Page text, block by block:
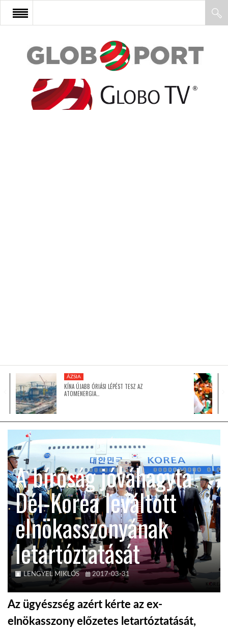
FŐOLDAL
AFRIKA
GLOBOTV BP
HÍR3D
TROPICALMAGAZIN
GLOBOTV
AFRIKA TUDÁSTÁR
A NAP SZÉPE
LINKTR.EE
ÁZSIA
KÍNA ÚJABB ÓRIÁSI LÉPÉST TESZ AZ
ATOMENERGIA…
A bíróság jóváhagyta
Dél-Korea leváltott
elnökasszonyának
letartóztatását
LENGYEL MIKLÓS 2017-03-31
Az ügyészség azért kérte az ex-
elnökasszony előzetes letartóztatását,